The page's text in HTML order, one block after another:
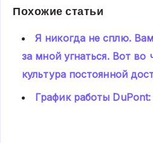
Похожие статьи
Я никогда не сплю.
за мной угнаться. Вот во
культура постоянной
График работы